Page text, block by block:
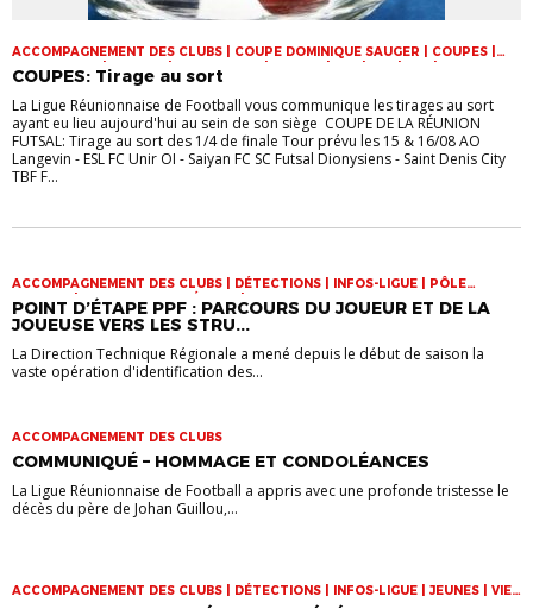
ACCOMPAGNEMENT DES CLUBS | COUPE DOMINIQUE SAUGER | COUPES |
FOOT LOISIR | FUTSAL | INFOS-LIGUE | JEUNES | U14 | U15 | U17 | VIE DES
CLUBS
COUPES: Tirage au sort
La Ligue Réunionnaise de Football vous communique les tirages au sort
ayant eu lieu aujourd'hui au sein de son siège COUPE DE LA RÉUNION
FUTSAL: Tirage au sort des 1/4 de finale Tour prévu les 15 & 16/08 AO
Langevin - ESL FC Unir OI - Saiyan FC SC Futsal Dionysiens - Saint Denis City
TBF F...
ACCOMPAGNEMENT DES CLUBS | DÉTECTIONS | INFOS-LIGUE | PÔLE
ESPOIRS | SPORT-ETUDE FÉMININ | VIE DES CLUBS
POINT D’ÉTAPE PPF : PARCOURS DU JOUEUR ET DE LA
JOUEUSE VERS LES STRU...
La Direction Technique Régionale a mené depuis le début de saison la
vaste opération d'identification des...
ACCOMPAGNEMENT DES CLUBS
COMMUNIQUÉ – HOMMAGE ET CONDOLÉANCES
La Ligue Réunionnaise de Football a appris avec une profonde tristesse le
décès du père de Johan Guillou,...
ACCOMPAGNEMENT DES CLUBS | DÉTECTIONS | INFOS-LIGUE | JEUNES | VIE